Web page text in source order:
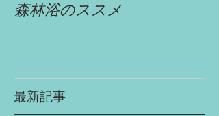
森林浴のススメ
最新記事